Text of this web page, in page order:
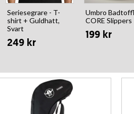
Seriesegrare - T-
shirt + Guldhatt,
Svart
249 kr
Umbro
CORE Slippers
199 kr